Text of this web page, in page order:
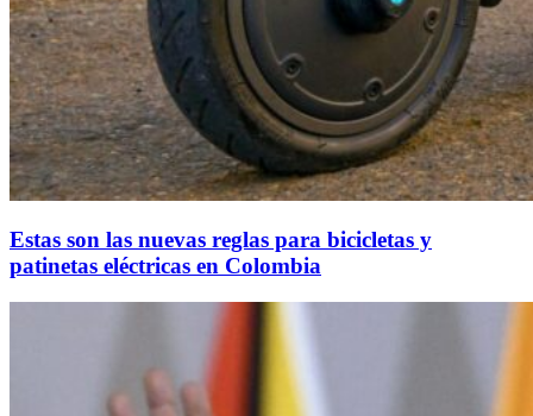
Estas son las nuevas reglas para bicicletas y
patinetas eléctricas en Colombia